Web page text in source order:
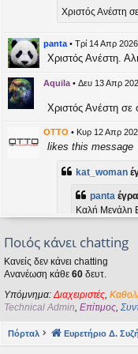
Χριστός Ανέστη
panta • Τρί 14 Απρ
Χριστός Ανέστη.
Aquila • Δευ 13 Απρ
Χριστός Ανέστη
OTTO • Κυρ 12 Απρ
likes this message
kat_woman
panta
Καλή Μεγάλη
Καλή Ανάσταση
kat_woman•Τετ 08
panta
Καλή Μεγάλη
Καλή Ανάσταση
Ποιός κάνει chatting
Κανείς δεν κάνει chatting
Ανανέωση κάθε 60 δευτ.
Υπόμνημα: Διαχειριστές
Technical Admin Επίτιμος
Πόρταλ Ευρετήριο Δ.